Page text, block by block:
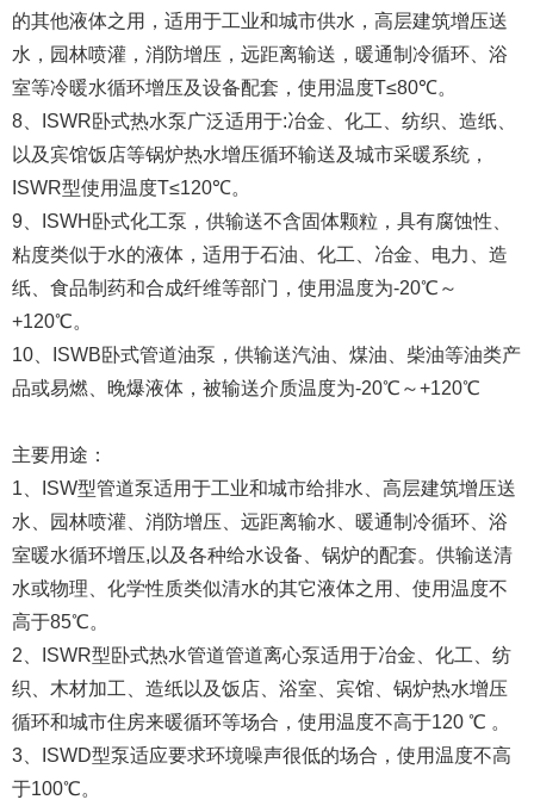
的其他液体之用，适用于工业和城市供水，高层建筑增压送
水，园林喷灌，消防增压，远距离输送，暖通制冷循环、浴
室等冷暖水循环增压及设备配套，使用温度T≤80℃。
8、ISWR卧式热水泵广泛适用于:冶金、化工、纺织、造纸、
以及宾馆饭店等锅炉热水增压循环输送及城市采暖系统，
ISWR型使用温度T≤120℃。
9、ISWH卧式化工泵，供输送不含固体颗粒，具有腐蚀性、
粘度类似于水的液体，适用于石油、化工、冶金、电力、造
纸、食品制药和合成纤维等部门，使用温度为-20℃～
+120℃。
10、ISWB卧式管道油泵，供输送汽油、煤油、柴油等油类产
品或易燃、晚爆液体，被输送介质温度为-20℃～+120℃
主要用途：
1、ISW型管道泵适用于工业和城市给排水、高层建筑增压送
水、园林喷灌、消防增压、远距离输水、暖通制冷循环、浴
室暖水循环增压,以及各种给水设备、锅炉的配套。供输送清
水或物理、化学性质类似清水的其它液体之用、使用温度不
高于85℃。
2、ISWR型卧式热水管道管道离心泵适用于冶金、化工、纺
织、木材加工、造纸以及饭店、浴室、宾馆、锅炉热水增压
循环和城市住房来暖循环等场合，使用温度不高于120 ℃ 。
3、ISWD型泵适应要求环境噪声很低的场合，使用温度不高
于100℃。